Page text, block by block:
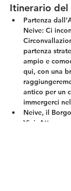
Itinerario del
Partenza
Neive: Ci
partenza
ampio e
qui, con una
antico per un
immergerci
Neive, il
Vini: